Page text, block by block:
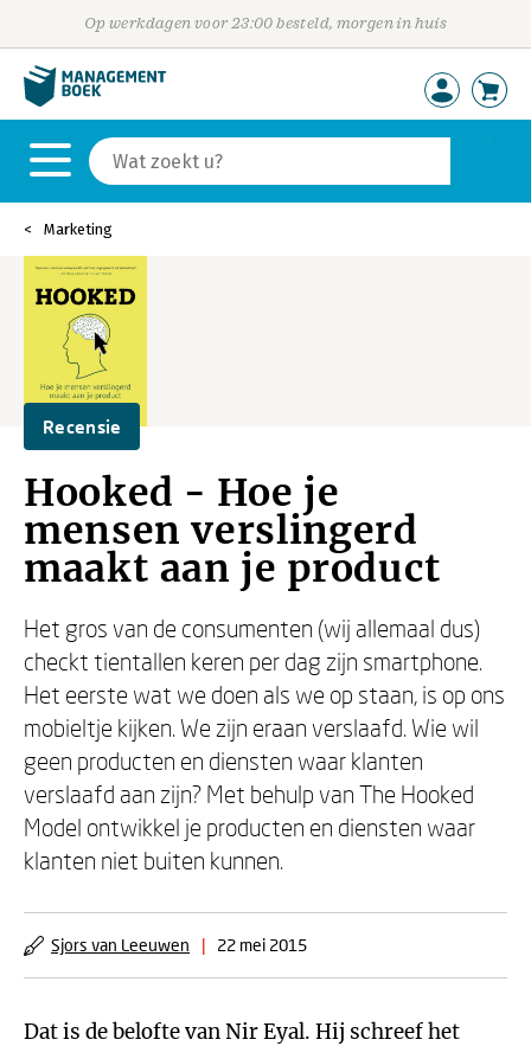
Op werkdagen voor 23:00 besteld, morgen in huis
Marketing
Recensie
Hooked - Hoe je
mensen verslingerd
maakt aan je product
Het gros van de consumenten (wij allemaal dus)
checkt tientallen keren per dag zijn smartphone.
Het eerste wat we doen als we op staan, is op ons
mobieltje kijken. We zijn eraan verslaafd. Wie wil
geen producten en diensten waar klanten
verslaafd aan zijn? Met behulp van The Hooked
Model ontwikkel je producten en diensten waar
klanten niet buiten kunnen.
Sjors van Leeuwen | 22 mei 2015
Dat is de belofte van Nir Eyal. Hij schreef het